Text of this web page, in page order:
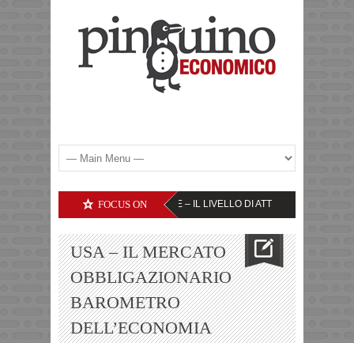
FOCUS ON
SOCIETA’ TECNOLOGICHE – IL LIVELLO DI ATTENZIONE
USA – IL MERCATO
OBBLIGAZIONARIO
BAROMETRO
DELL’ECONOMIA